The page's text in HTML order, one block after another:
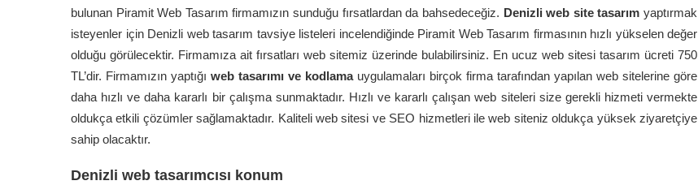
bulunan Piramit Web Tasarım firmamızın sunduğu fırsatlardan da bahsedeceğiz. Denizli web site tasarımyaptırmak
isteyenler için Denizli web tasarım tavsiye listeleri incelendiğinde Piramit Web Tasarım firmasının hızlı yükselen değer
olduğu görülecektir. Firmamıza ait fırsatları web sitemiz üzerinde bulabilirsiniz. En ucuz web sitesi tasarım ücreti 750
TL’dir. Firmamızın yaptığı web tasarımı ve kodlamauygulamaları birçok firma tarafından yapılan web sitelerine göre
daha hızlı ve daha kararlı bir çalışma sunmaktadır. Hızlı ve kararlı çalışan web siteleri size gerekli hizmeti vermekte
oldukça etkili çözümler sağlamaktadır. Kaliteli web sitesi ve SEO hizmetleri ile web siteniz oldukça yüksek ziyaretçiye
sahip olacaktır.
Denizli web tasarımcısı konum